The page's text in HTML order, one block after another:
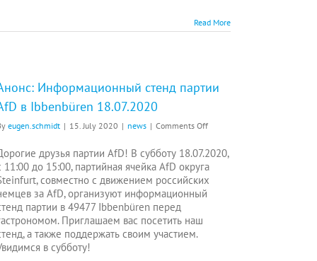
Read More
Информационный стенд партии
в Ibbenbüren 18.07.2020
eugen.schmidt | 15. July 2020 | news | Comments Offon
Информационный
стенд
партии
друзья партии AfD! В субботу 18.07.2020,
11:00 до 15:00, партийная ячейка AfD округа
совместно с движением российских
за AfD, организуют информационный
партии в 49477 Ibbenbüren перед
Приглашаем вас посетить наш
а также поддержать своим участием.
в субботу!